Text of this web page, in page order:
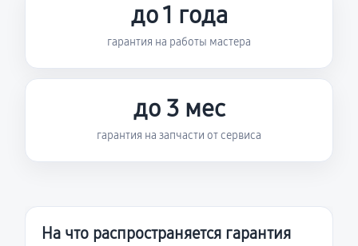
до 1 года
гарантия на работы мастера
до 3 мес
гарантия на запчасти от сервиса
На что распространяется гарантия